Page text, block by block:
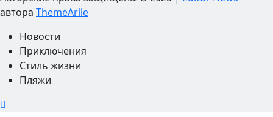
автора ThemeArile
Новости
Приключения
Стиль жизни
Пляжи